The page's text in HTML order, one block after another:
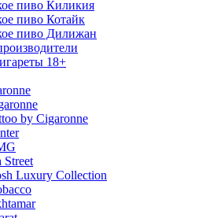
пиво Киликия
пиво Котайк
пиво Дилижан
18+
by Cigaronne
Street
Luxury Collection